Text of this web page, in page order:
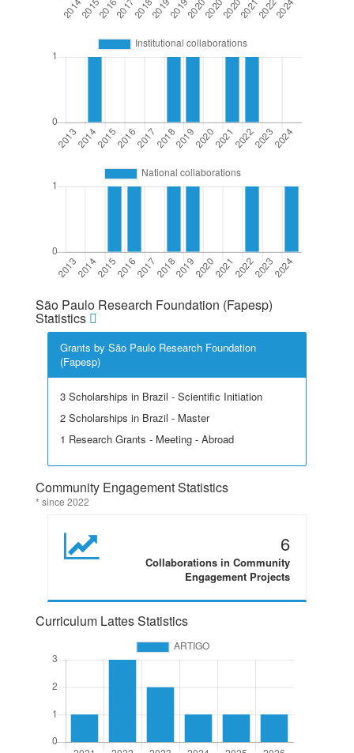
São Paulo Research Foundation (Fapesp)
Statistics
Grants by São Paulo Research Foundation
(Fapesp)
3 Scholarships in Brazil - Scientific Initiation
2 Scholarships in Brazil - Master
1 Research Grants - Meeting - Abroad
Community Engagement Statistics
* since 2022
6
Collaborations in Community
Engagement Projects
Curriculum Lattes Statistics